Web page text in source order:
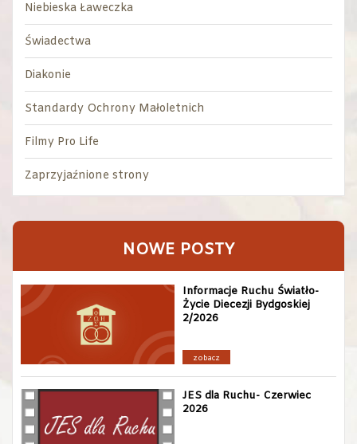
Niebieska Ławeczka
Świadectwa
Diakonie
Standardy Ochrony Małoletnich
Filmy Pro Life
Zaprzyjaźnione strony
NOWE POSTY
Informacje Ruchu Światło-
Życie Diecezji Bydgoskiej
2/2026
zobacz
JES dla Ruchu- Czerwiec
2026